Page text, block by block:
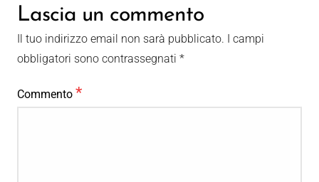
Lascia un commento
Il tuo indirizzo email non sarà pubblicato. I campi
obbligatori sono contrassegnati *
Commento *